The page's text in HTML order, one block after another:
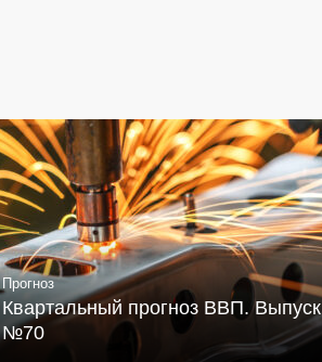
Прогноз
Квартальный прогноз ВВП. Выпуск
№70